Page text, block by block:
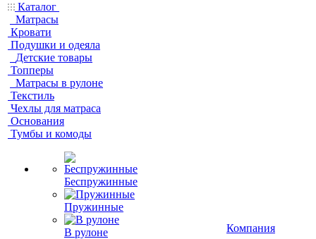
Каталог
Матрасы
Кровати
Подушки и одеяла
Детские товары
Топперы
Матрасы в рулоне
Текстиль
Чехлы для матраса
Основания
Тумбы и комоды
Беспружинные
Пружинные
В рулоне
Компания